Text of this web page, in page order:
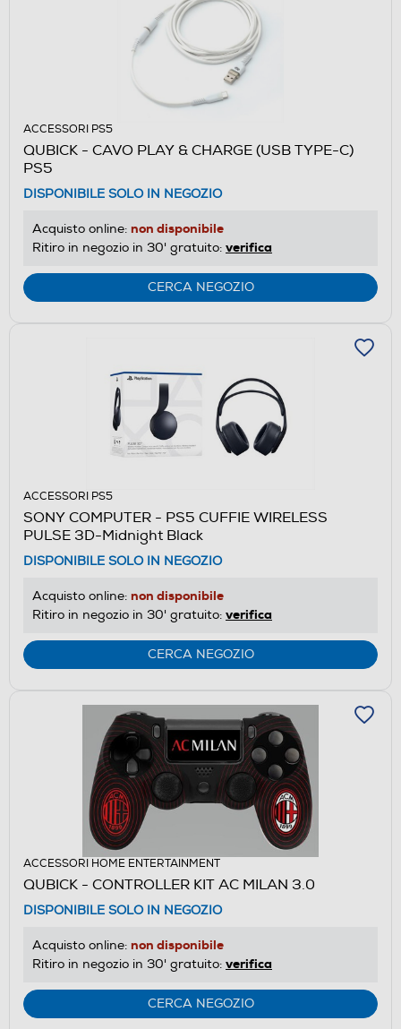
ACCESSORI PS5
QUBICK - CAVO PLAY & CHARGE (USB TYPE-C)
PS5
DISPONIBILE SOLO IN NEGOZIO
Acquisto online: non disponibile
Ritiro in negozio in 30' gratuito: verifica
CERCA NEGOZIO
ACCESSORI PS5
SONY COMPUTER - PS5 CUFFIE WIRELESS
PULSE 3D-Midnight Black
DISPONIBILE SOLO IN NEGOZIO
Acquisto online: non disponibile
Ritiro in negozio in 30' gratuito: verifica
CERCA NEGOZIO
ACCESSORI HOME ENTERTAINMENT
QUBICK - CONTROLLER KIT AC MILAN 3.0
DISPONIBILE SOLO IN NEGOZIO
Acquisto online: non disponibile
Ritiro in negozio in 30' gratuito: verifica
CERCA NEGOZIO